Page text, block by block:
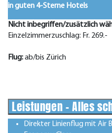
in guten 4-Sterne Hotels
Nicht inbegriffen/zusätzlich
Einzelzimmerzuschlag: Fr. 269.-
Flug:ab/bis Zürich
Leistungen - Alles
Direkter Linienflug mit Air